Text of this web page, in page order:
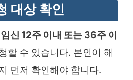
대상 확인
임신 12주 이내 또는 36주 이
할 수 있습니다. 본인이 해
먼저 확인해야 합니다.